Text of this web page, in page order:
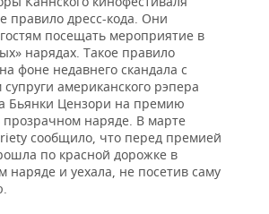
правило дресс-кода. Они
посещать мероприятие в
нарядах. Такое правило
фоне недавнего скандала с
американского рэпера
Бьянки Цензори на премию
прозрачном наряде. В марте
сообщило, что перед премией
по красной дорожке в
наряде и уехала, не посетив саму